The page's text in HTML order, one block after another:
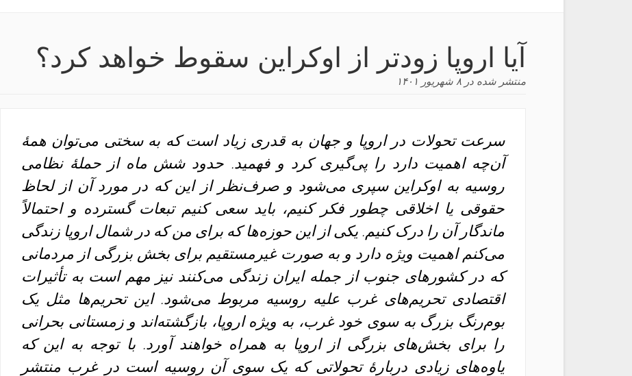
آیا اروپا زودتر از اوکراین سقوط خواهد کرد؟
منتشر شده در ۸ شهریور ۱۴۰۱
سرعت تحولات در اروپا و جهان به قدری زیاد است که به سختی می‌توان همهٔ
آن‌چه اهمیت دارد را پی‌گیری کرد و فهمید. حدود شش ماه از حملهٔ نظامی
روسیه به اوکراین سپری می‌شود و صرف‌نظر از این که در مورد آن از لحاظ
حقوقی یا اخلاقی چطور فکر کنیم، باید سعی کنیم تبعات گسترده و احتمالاً
ماندگار آن را درک کنیم. یکی از این حوزه‌ها که برای من که در شمال اروپا زندگی
می‌کنم اهمیت ویژه دارد و به صورت غیرمستقیم برای بخش بزرگی از مردمانی
که در کشورهای جنوب از جمله ایران زندگی می‌کنند نیز مهم است به تأثیرات
اقتصادی تحریم‌های غرب علیه روسیه مربوط می‌شود. این تحریم‌ها مثل یک
بوم‌رنگ بزرگ به سوی خود غرب، به ویژه اروپا، بازگشته‌اند و زمستانی بحرانی
را برای بخش‌های بزرگی از اروپا به همراه خواهند آورد. با توجه به این که
یاوه‌های زیادی دربارهٔ تحولاتی که یک سوی آن روسیه است در غرب منتشر